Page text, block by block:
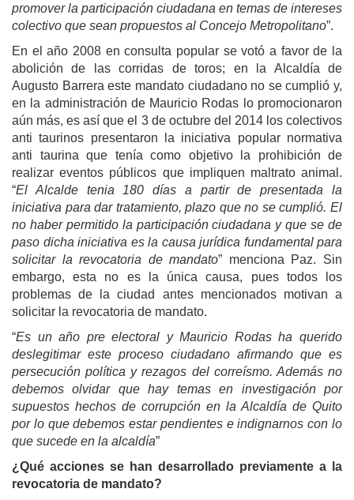
promover la participación ciudadana en temas de intereses
colectivo que sean propuestos al Concejo Metropolitano”.
En el año 2008 en consulta popular se votó a favor de la
abolición de las corridas de toros; en la Alcaldía de
Augusto Barrera este mandato ciudadano no se cumplió y,
en la administración de Mauricio Rodas lo promocionaron
aún más, es así que el 3 de octubre del 2014 los colectivos
anti taurinos presentaron la iniciativa popular normativa
anti taurina que tenía como objetivo la prohibición de
realizar eventos públicos que impliquen maltrato animal.
“El Alcalde tenia 180 días a partir de presentada la
iniciativa para dar tratamiento, plazo que no se cumplió. El
no haber permitido la participación ciudadana y que se de
paso dicha iniciativa es la causa jurídica fundamental para
solicitar la revocatoria de mandato” menciona Paz. Sin
embargo, esta no es la única causa, pues todos los
problemas de la ciudad antes mencionados motivan a
solicitar la revocatoria de mandato.
“Es un año pre electoral y Mauricio Rodas ha querido
deslegitimar este proceso ciudadano afirmando que es
persecución política y rezagos del correísmo. Además no
debemos olvidar que hay temas en investigación por
supuestos hechos de corrupción en la Alcaldía de Quito
por lo que debemos estar pendientes e indignarnos con lo
que sucede en la alcaldía”
¿Qué acciones se han desarrollado previamente a la
revocatoria de mandato?